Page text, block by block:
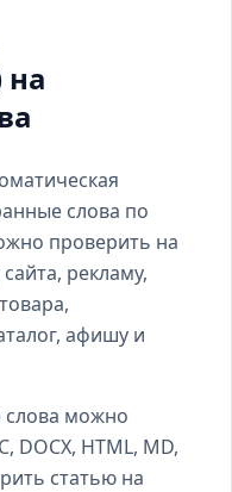
на
слова по
проверить на
рекламу,
афишу и
слова можно
DOCX, HTML, MD,
статью на